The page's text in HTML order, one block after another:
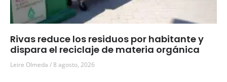
Rivas reduce los residuos por habitante y
dispara el reciclaje de materia orgánica
Leire Olmeda 8 agosto, 2026